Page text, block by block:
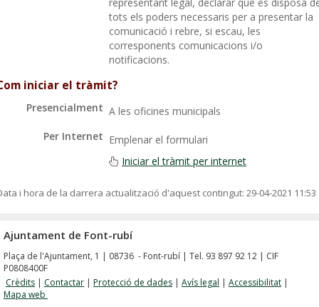
tots els poders necessaris per a presentar la
comunicació i rebre, si escau, les
corresponents comunicacions i/o
notificacions.
iniciar el tràmit?
Presencialment A les oficines municipals
Per Internet Emplenar el formulari
Iniciar el tràmit per internet
i hora de la darrera actualització d'aquest contingut: 29-04-2021 11:53
Ajuntament de Font-rubí
Plaça de l'Ajuntament, 1 | 08736 - Font-rubí | Tel. 93 897 92 12 | CIF
P0808400F
Crèdits | Contactar | Protecció de dades | Avís legal | Accessibilitat |
Mapa web